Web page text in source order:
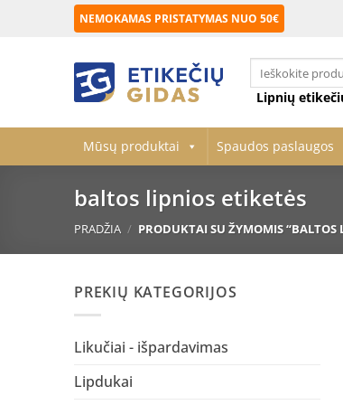
NEMOKAMAS PRISTATYMAS NUO 50€
Ieškoti:
Lipnių
Mūsų produktai Spaudos paslaugos
baltos lipnios etiketės
PRADŽIA / PRODUKTAI SU ŽYMOMIS “BALTOS
PREKIŲ KATEGORIJOS
Likučiai - išpardavimas
Lipdukai